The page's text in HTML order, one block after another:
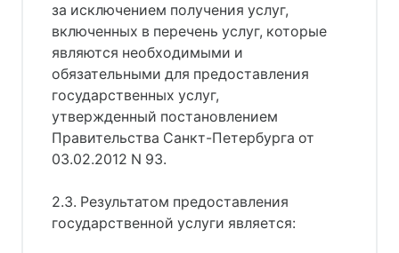
за исключением получения услуг,
включенных в перечень услуг, которые
являются необходимыми и
обязательными для предоставления
государственных услуг,
утвержденный постановлением
Правительства Санкт-Петербурга от
03.02.2012 N 93.
2.3. Результатом предоставления
государственной услуги является: